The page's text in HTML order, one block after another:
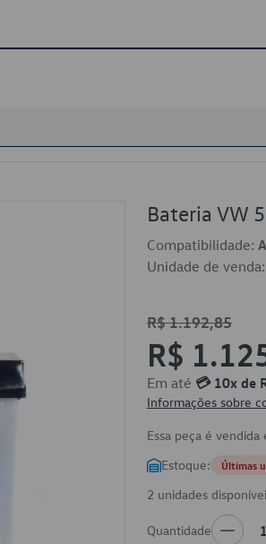
Bateria VW
Compatibilidade:
Unidade de venda:
R$ 1.192,85
R$
Em até 💳 10x de
Informações sobre
Essa peça é
Estoque: Últimas
2 unidades
Quantidade 1